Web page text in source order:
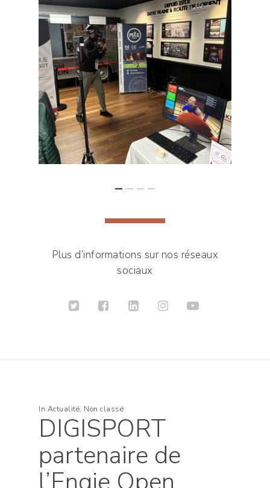
Plus d’informations sur nos réseaux
sociaux
In Actualité, Non classé
DIGISPORT
partenaire de